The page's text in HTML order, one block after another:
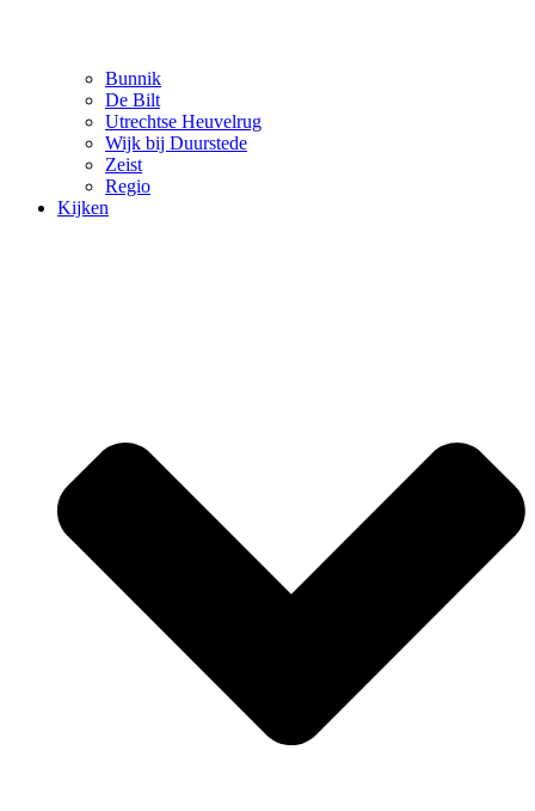
Bunnik
De Bilt
Utrechtse Heuvelrug
Wijk bij Duurstede
Zeist
Regio
Kijken